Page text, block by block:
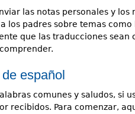
las notas personales y los
los padres sobre temas
que las traducciones sean
español
comunes y saludos, si
recibidos. Para comenzar,